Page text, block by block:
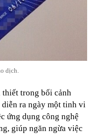
dịch.
thiết trong bối cảnh
diễn ra ngày một tinh vi
ứng dụng công nghệ
giúp ngăn ngừa việc